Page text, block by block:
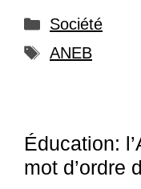
Catégories
Société
Étiquettes
ANEB
Éducation:
mot d’ordre